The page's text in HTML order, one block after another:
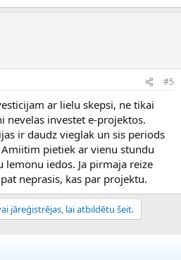
#5
ar lielu skepsi, ne tikai
nevelas investet e-projektos.
ir daudz vieglak un sis periods
pietiek ar vienu stundu
lemonu iedos. Ja pirmaja reize
neprasis, kas par projektu.
jāreģistrējas, lai atbildētu šeit.